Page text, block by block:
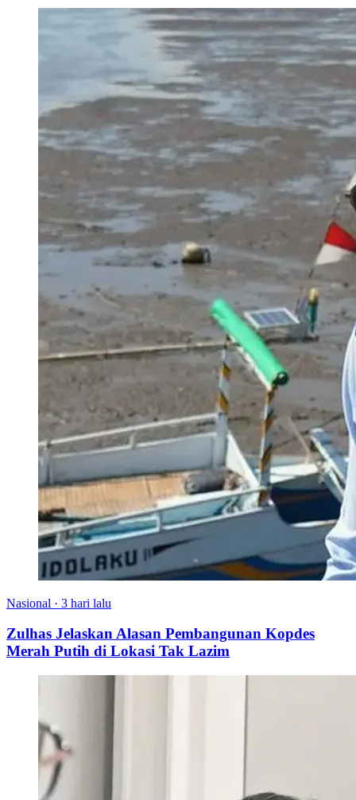
Nasional · 3 hari lalu
Zulhas Jelaskan Alasan Pembangunan Kopdes
Merah Putih di Lokasi Tak Lazim